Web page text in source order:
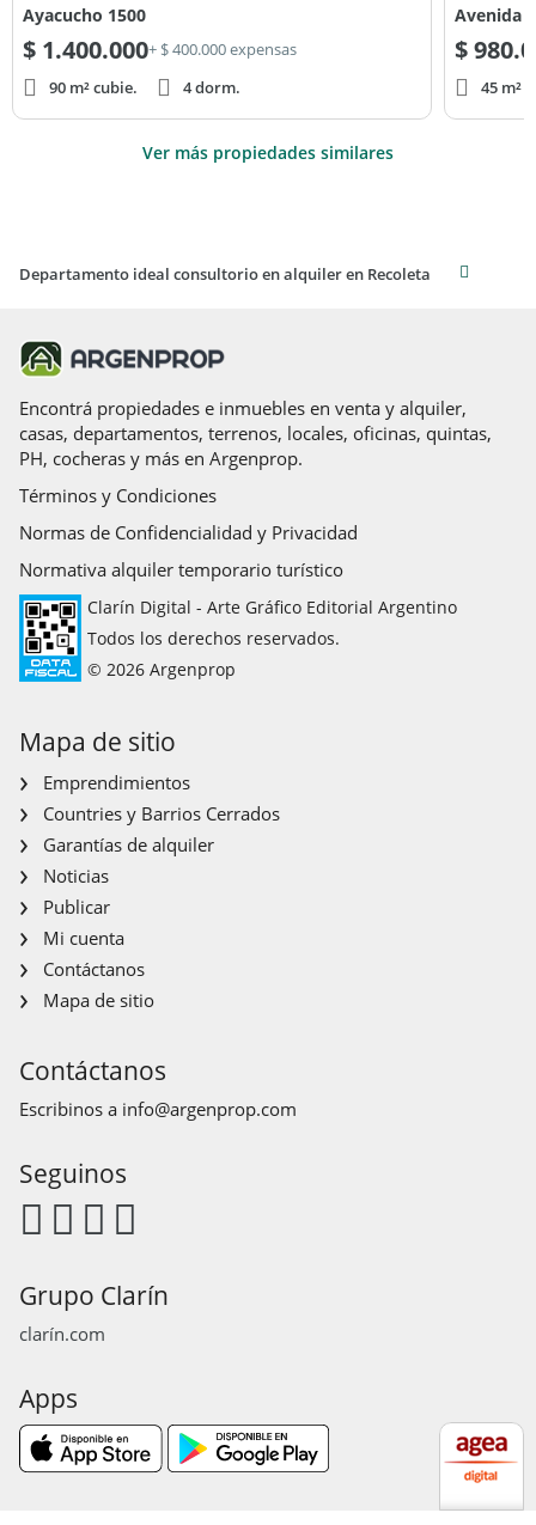
Ayacucho 1500
$ 1.400.000+ $ 400.000 expensas
90 m² cubie.
4 dorm.
Avenida
$
45 m²
Ver más propiedades similares
Departamento ideal consultorio en alquiler en Recoleta
Encontrá propiedades e inmuebles en venta y alquiler,
casas, departamentos, terrenos, locales, oficinas, quintas,
PH, cocheras y más en Argenprop.
Términos y Condiciones
Normas de Confidencialidad y Privacidad
Normativa alquiler temporario turístico
Clarín Digital - Arte Gráfico Editorial Argentino
Todos los derechos reservados.
© 2026 Argenprop
Mapa de sitio
Emprendimientos
Countries y Barrios Cerrados
Garantías de alquiler
Noticias
Publicar
Mi cuenta
Contáctanos
Mapa de sitio
Contáctanos
Escribinos a info@argenprop.com
Seguinos
Grupo Clarín
clarín.com
Apps